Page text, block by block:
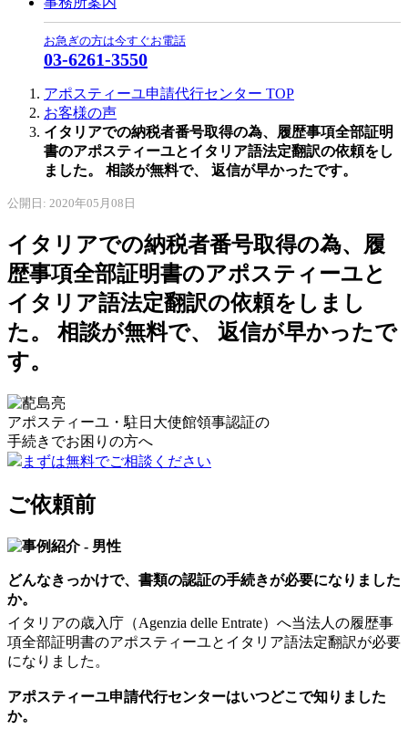
お急ぎの方は今すぐお電話
03-6261-3550
アポスティーユ申請代行センター TOP
お客様の声
イタリアでの納税者番号取得の為、履歴事項全部証明
書のアポスティーユとイタリア語法定翻訳の依頼をし
ました。 相談が無料で、 返信が早かったです。
公開日: 2020年05月08日
イタリアでの納税者番号取得の為、履
歴事項全部証明書のアポスティーユと
イタリア語法定翻訳の依頼をしまし
た。 相談が無料で、 返信が早かったで
す。
アポスティーユ・駐日大使館領事認証の
手続きでお困りの方へ
まずは無料でご相談ください
ご依頼前
どんなきっかけで、書類の認証の手続きが必要になりました
か。
イタリアの歳入庁（Agenzia delle Entrate）へ当法人の履歴事
項全部証明書のアポスティーユとイタリア語法定翻訳が必要
になりました。
アポスティーユ申請代行センターはいつどこで知りました
か。